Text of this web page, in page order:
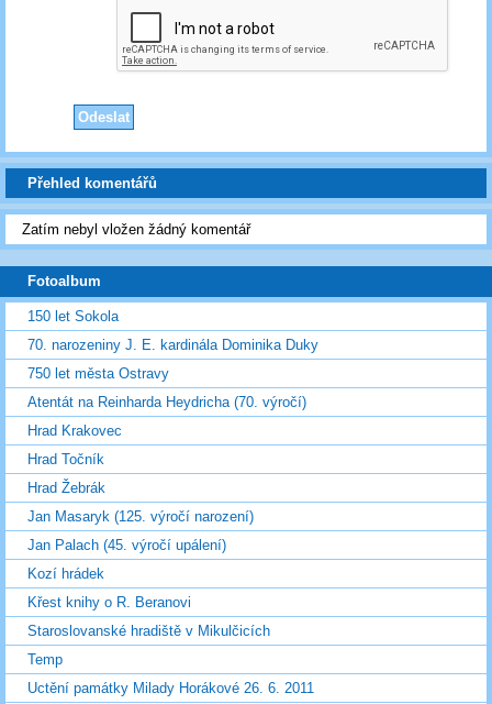
Přehled komentářů
Zatím nebyl vložen žádný komentář
Fotoalbum
150 let Sokola
70. narozeniny J. E. kardinála Dominika Duky
750 let města Ostravy
Atentát na Reinharda Heydricha (70. výročí)
Hrad Krakovec
Hrad Točník
Hrad Žebrák
Jan Masaryk (125. výročí narození)
Jan Palach (45. výročí upálení)
Kozí hrádek
Křest knihy o R. Beranovi
Staroslovanské hradiště v Mikulčicích
Temp
Uctění památky Milady Horákové 26. 6. 2011